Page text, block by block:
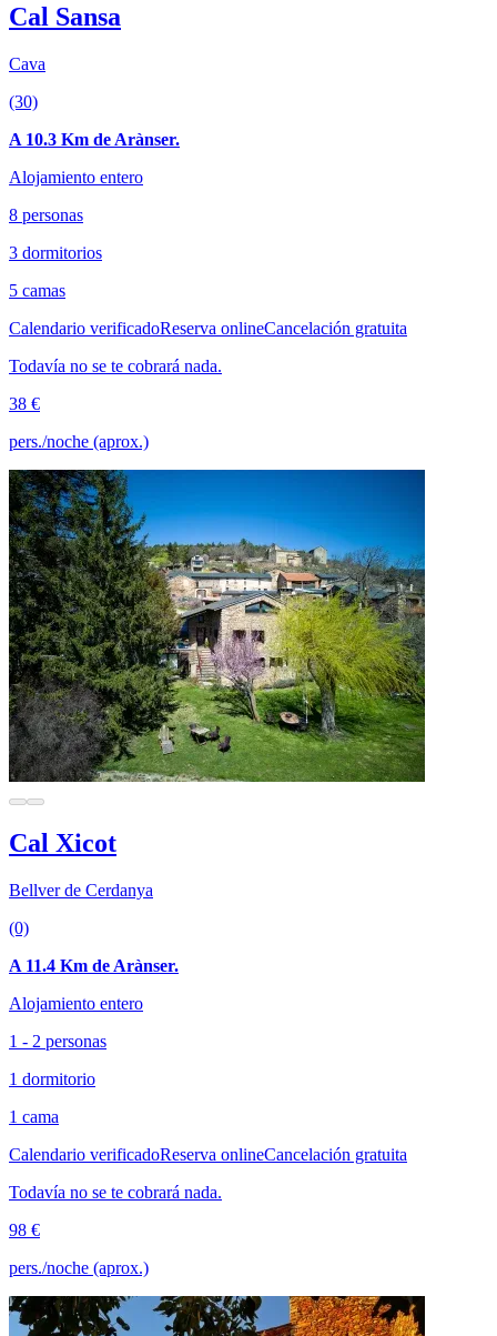
Cal Sansa
Cava
(30)
A 10.3 Km de Arànser.
Alojamiento entero
8 personas
3 dormitorios
5 camas
Calendario verificadoReserva onlineCancelación gratuita
Todavía no se te cobrará nada.
38 €
pers./noche (aprox.)
Cal Xicot
Bellver de Cerdanya
(0)
A 11.4 Km de Arànser.
Alojamiento entero
1 - 2 personas
1 dormitorio
1 cama
Calendario verificadoReserva onlineCancelación gratuita
Todavía no se te cobrará nada.
98 €
pers./noche (aprox.)